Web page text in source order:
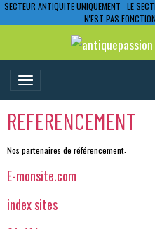
SECTEUR ANTIQUITE UNIQUEMENT LE
N'EST PAS
REFERENCEMENT
Nos partenaires de référencement:
E-monsite.com
index sites